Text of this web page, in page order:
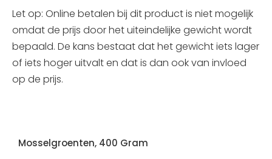
Let op: Online betalen bij dit product is niet mogelijk
omdat de prijs door het uiteindelijke gewicht wordt
bepaald. De kans bestaat dat het gewicht iets lager
of iets hoger uitvalt en dat is dan ook van invloed
op de prijs.
Mosselgroenten, 400 Gram